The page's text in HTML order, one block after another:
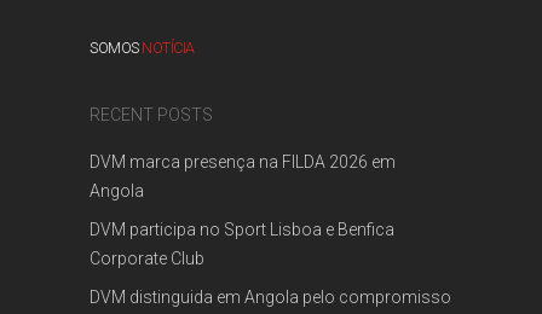
SOMOS NOTÍCIA
RECENT POSTS
DVM marca presença na FILDA 2026 em
Angola
DVM participa no Sport Lisboa e Benfica
Corporate Club
DVM distinguida em Angola pelo compromisso